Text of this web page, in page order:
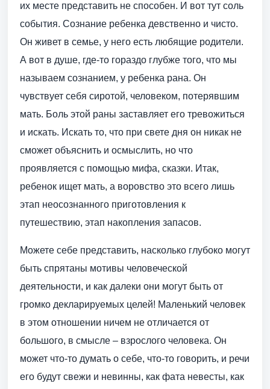
их месте представить не способен. И вот тут соль
события. Сознание ребенка девственно и чисто.
Он живет в семье, у него есть любящие родители.
А вот в душе, где-то гораздо глубже того, что мы
называем сознанием, у ребенка рана. Он
чувствует себя сиротой, человеком, потерявшим
мать. Боль этой раны заставляет его тревожиться
и искать. Искать то, что при свете дня он никак не
сможет объяснить и осмыслить, но что
проявляется с помощью мифа, сказки. Итак,
ребенок ищет мать, а воровство это всего лишь
этап неосознанного приготовления к
путешествию, этап накопления запасов.
Можете себе представить, насколько глубоко могут
быть спрятаны мотивы человеческой
деятельности, и как далеки они могут быть от
громко декларируемых целей! Маленький человек
в этом отношении ничем не отличается от
большого, в смысле – взрослого человека. Он
может что-то думать о себе, что-то говорить, и речи
его будут свежи и невинны, как фата невесты, как